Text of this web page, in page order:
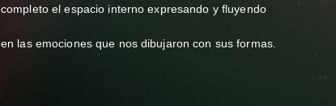
completo el espacio interno expresando y fluyendo
en las emociones que nos dibujaron con sus formas.